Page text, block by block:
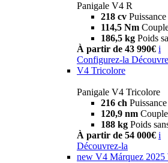
Panigale V4 R
218 cv Puissance
114,5 Nm
186,5 kg Poids
À partir de 43 990€ i
Configurez-la
V4 Tricolore
Panigale V4 Tricolore
216 ch Puissance
120,9 nm Couple
188 kg Poids
À partir de 54 000€ i
Découvrez-la
new V4 Márquez 2025